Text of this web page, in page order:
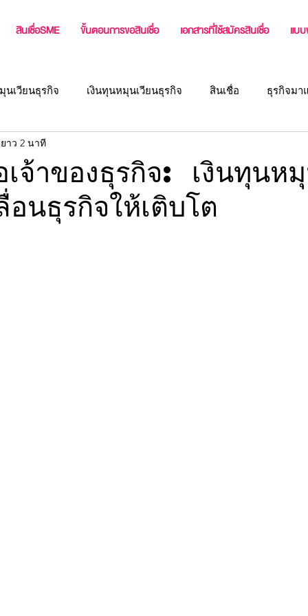
สินเชื่อSME ขั้นตอนการขอสินเชื่อ เอกสารที่ใช้สมัครสินเชื่อ แบ
นเวียนธุรกิจ เงินทุนหมุนเวียนธุรกิจ สินเชื่อ ธุรกิจมา
แหล่งเงินทุนผู้ประกอบการ
นเชื่อธุรกิจ หรือ เงินทุนสำหรับธุ สินเชื่อเจ้าของกิจการ
เจ้าของธุรกิจ: เงินทุนห
อนธุรกิจให้เติบโต
ยาว 2 นาที